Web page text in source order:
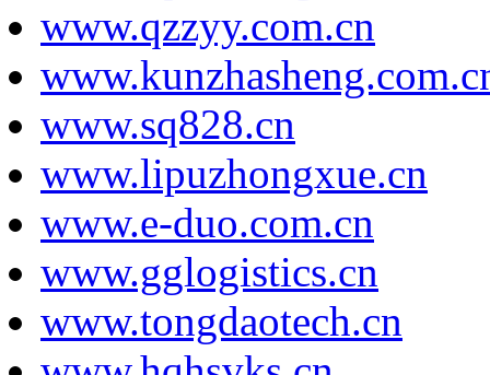
www.qzzyy.com.cn
www.sq828.cn
www.lipuzhongxue.cn
www.e-duo.com.cn
www.gglogistics.cn
www.tongdaotech.cn